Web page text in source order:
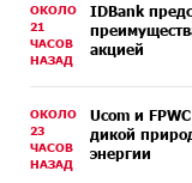
ОКОЛО
21
ЧАСОВ
НАЗАД
IDBank
акцией
ОКОЛО
23
ЧАСОВ
НАЗАД
Ucom и
дикой
энергии